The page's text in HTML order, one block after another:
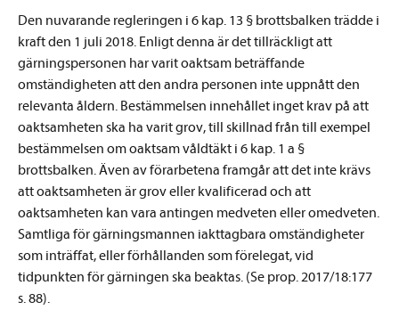
Den nuvarande regleringen i 6 kap. 13 § brottsbalken trädde i
kraft den 1 juli 2018. Enligt denna är det tillräckligt att
gärningspersonen har varit oaktsam beträffande
omständigheten att den andra personen inte uppnått den
relevanta åldern. Bestämmelsen innehållet inget krav på att
oaktsamheten ska ha varit grov, till skillnad från till exempel
bestämmelsen om oaktsam våldtäkt i 6 kap. 1 a §
brottsbalken. Även av förarbetena framgår att det inte krävs
att oaktsamheten är grov eller kvalificerad och att
oaktsamheten kan vara antingen medveten eller omedveten.
Samtliga för gärningsmannen iakttagbara omständigheter
som inträffat, eller förhållanden som förelegat, vid
tidpunkten för gärningen ska beaktas. (Se prop. 2017/18:177
s. 88).